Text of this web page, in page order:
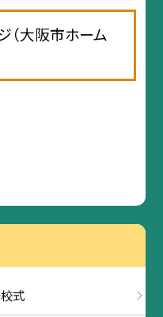
（大阪市ホーム
式